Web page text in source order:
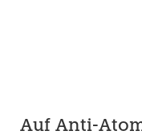
Auf Anti-